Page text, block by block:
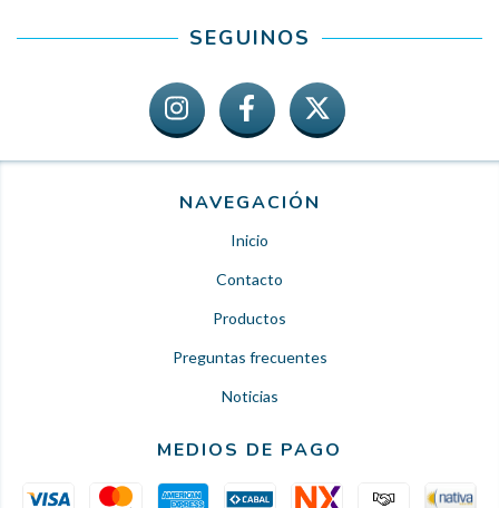
SEGUINOS
NAVEGACIÓN
Inicio
Contacto
Productos
Preguntas frecuentes
Noticias
MEDIOS DE PAGO